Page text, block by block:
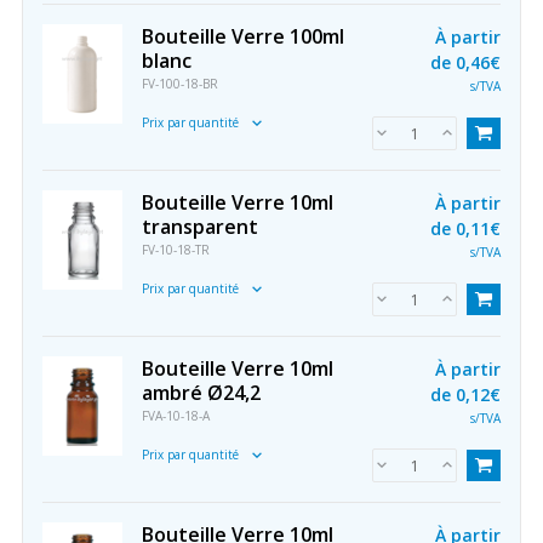
Bouteille Verre 100ml
blanc
FV-100-18-BR
Prix par quantité
À partir
de 0,46€
s/TVA
Bouteille Verre 10ml
transparent
FV-10-18-TR
Prix par quantité
À partir
de 0,11€
s/TVA
Bouteille Verre 10ml
ambré Ø24,2
FVA-10-18-A
Prix par quantité
À partir
de 0,12€
s/TVA
Bouteille Verre 10ml À partir